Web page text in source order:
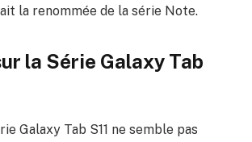
la renommée de la série Note.
la Série Galaxy Tab
Galaxy Tab S11 ne semble pas